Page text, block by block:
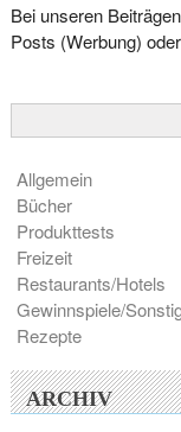
Bei unseren
Posts (Werbung)
Allgemein
Bücher
Produkttests
Freizeit
Restaurants/Hotels
Gewinnspiele/
Rezepte
ARCHIV